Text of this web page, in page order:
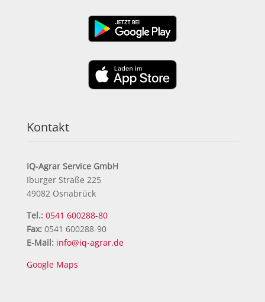
Kontakt
IQ-Agrar Service GmbH
Iburger Straße 225
49082 Osnabrück
Tel.: 0541 600288-80
Fax:0541 600288-90
E-Mail: info@iq-agrar.de
Google Maps